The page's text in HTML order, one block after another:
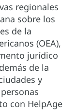
regionales
sobre los
de la
(OEA),
jurídico
de la
y
con HelpAge